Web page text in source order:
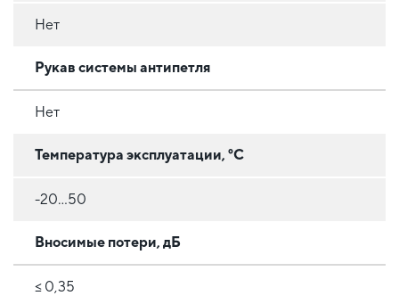
Нет
Рукав системы антипетля
Нет
Температура эксплуатации, °C
-20...50
Вносимые потери, дБ
≤ 0,35